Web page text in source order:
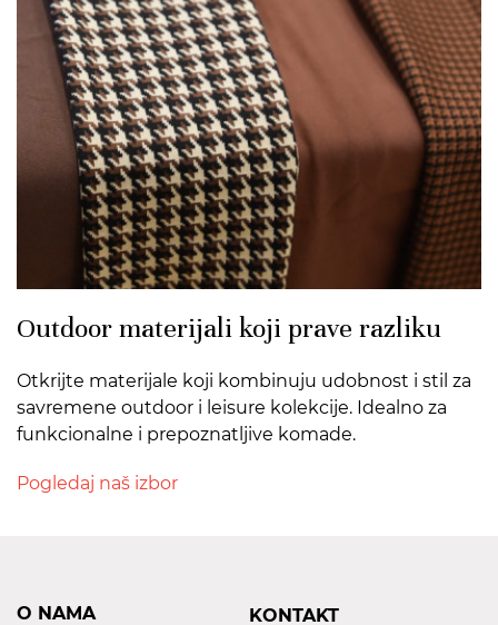
Outdoor materijali koji prave razliku
Otkrijte materijale koji kombinuju udobnost i stil za
savremene outdoor i leisure kolekcije. Idealno za
funkcionalne i prepoznatljive komade.
Pogledaj naš izbor
O NAMA KONTAKT